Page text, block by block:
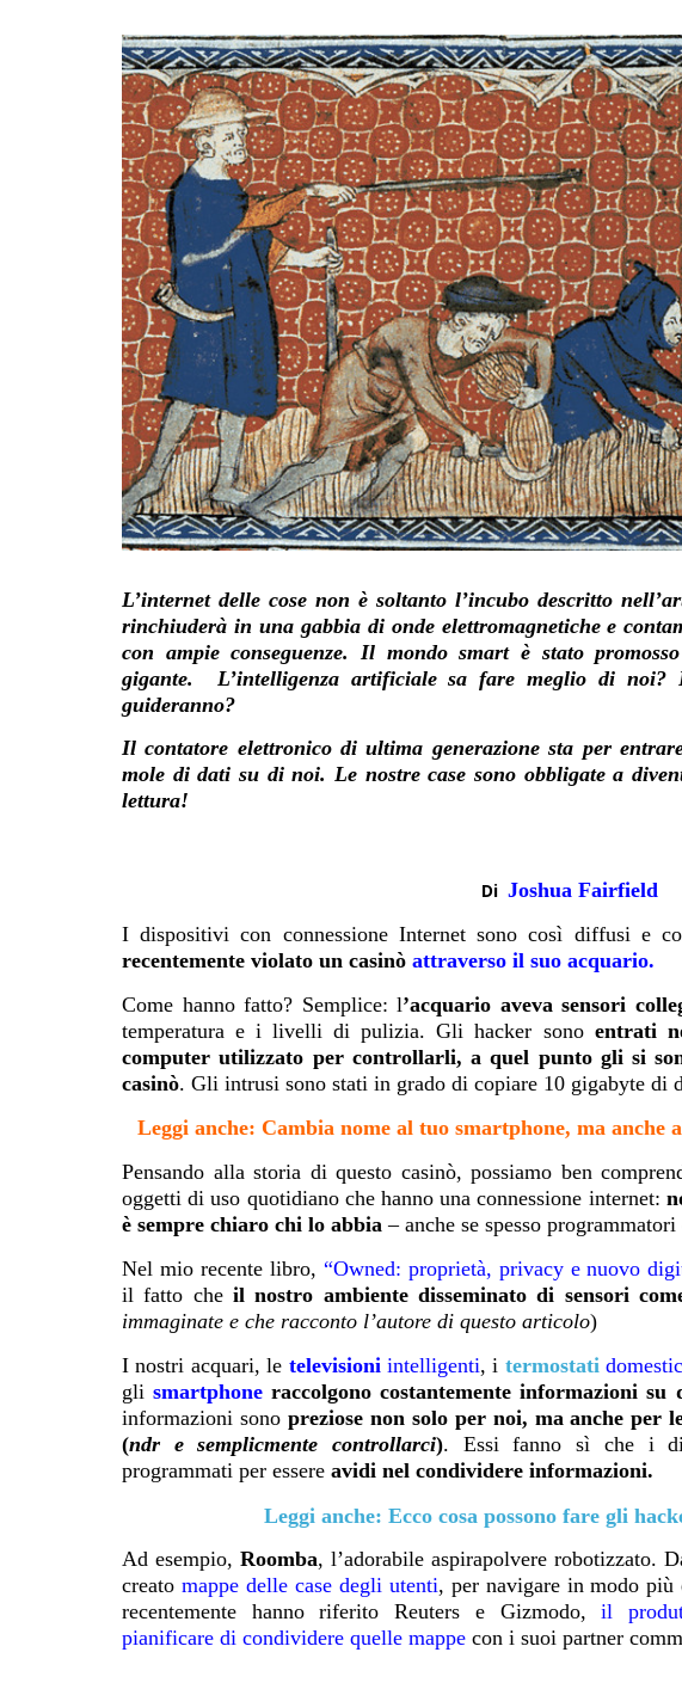
L’internet delle cose non è soltanto l’incubo descritto
rinchiuderà in una gabbia di onde elettromagnetiche e
con ampie conseguenze. Il mondo smart è stato
gigante. L’intelligenza artificiale sa fare meglio di noi?
guideranno?
Ilcontatore elettronico di ultima generazione sta per
mole di dati su di noi. Le nostre case sono obbligate a
lettura!
Di Joshua Fairfield
I dispositivi con connessione Internet sono così diffusi e
recentemente violato un casinò attraverso il suo acquario.
Come hanno fatto? Semplice: l’acquario aveva sensori
temperatura e i livelli di pulizia. Gli hacker sono entrati
computer utilizzato per controllarli, a quel punto gli si
casinò. Gli intrusi sono stati in grado di copiare 10 gigabyte di
Leggi anche: Cambia nome al tuo smartphone, ma anche
Pensando alla storia di questo casinò, possiamo ben
oggetti di uso quotidiano che hanno una connessione internet:
è sempre chiaro chi lo abbia – anche se spesso
Nel mio recente libro, “Owned: proprietà, privacy e nuovo
il fatto che il nostro ambiente disseminato di sensori
immaginate e che racconto l’autore di questo articolo)
I nostri acquari, le televisioniintelligenti, i termostati
glismartphone raccolgono costantemente informazioni
informazioni sono preziose non solo per noi, ma anche per
(ndr e semplicmente controllarci). Essi fanno sì che i
programmati per essere avidi nel condividere informazioni.
Leggi anche: Ecco cosa possono fare gli
Ad esempio,Roomba, l’adorabile aspirapolvere robotizzato.
creato mappe delle case degli utenti, per navigare in modo
recentemente hanno riferito Reuters e Gizmodo,
il
pianificare di condividere quelle mappe con i suoi partner